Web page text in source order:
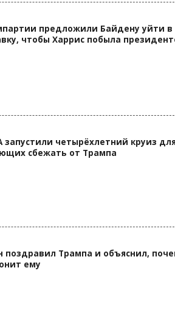
предложили Байдену уйти в
чтобы Харрис побыла
запустили четырёхлетний круиз
сбежать от Трампа
поздравил Трампа и объяснил,
ему